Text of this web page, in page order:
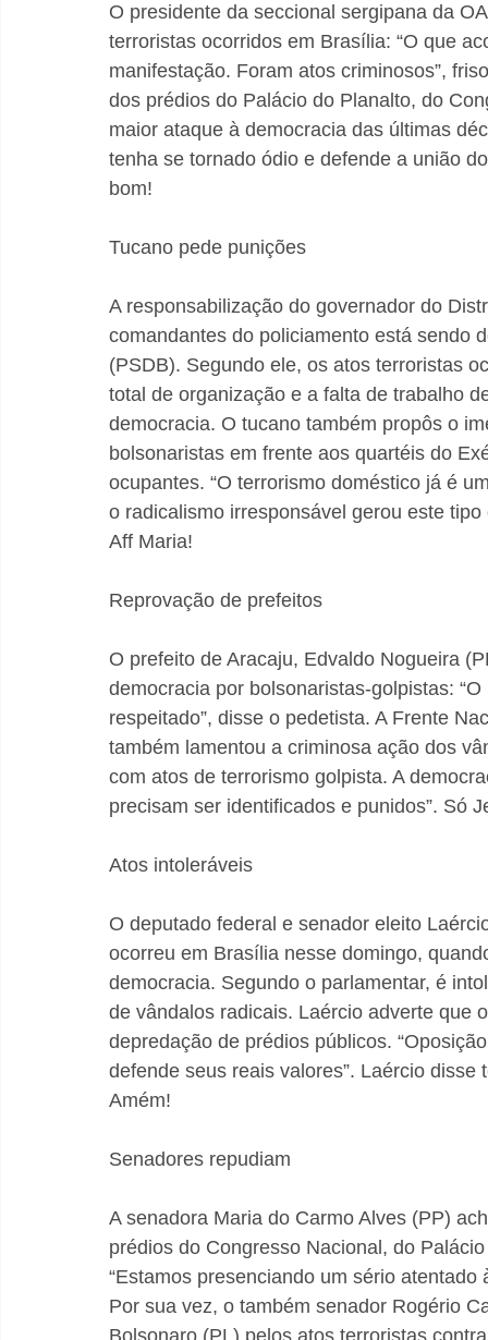
O presidente da seccional sergipana da
terroristas ocorridos em Brasília: “O que
manifestação. Foram atos criminosos”,
dos prédios do Palácio do Planalto, do
maior ataque à democracia das últimas
tenha se tornado ódio e defende a união
bom!
Tucano pede punições
A responsabilização do governador do
comandantes do policiamento está sendo
(PSDB). Segundo ele, os atos terroristas
total de organização e a falta de trabalho
democracia. O tucano também propôs o
bolsonaristas em frente aos quartéis do
ocupantes. “O terrorismo doméstico já é
o radicalismo irresponsável gerou este
Aff Maria!
Reprovação de prefeitos
O prefeito de Aracaju, Edvaldo Nogueira
democracia por bolsonaristas-golpistas:
respeitado”, disse o pedetista. A Frente
também lamentou a criminosa ação dos
com atos de terrorismo golpista. A
precisam ser identificados e punidos”. Só
Atos intoleráveis
O deputado federal e senador eleito
ocorreu em Brasília nesse domingo,
democracia. Segundo o parlamentar, é
de vândalos radicais. Laércio adverte que
depredação de prédios públicos.
defende seus reais valores”. Laércio
Amém!
Senadores repudiam
A senadora Maria do Carmo Alves (PP)
prédios do Congresso Nacional, do
“Estamos presenciando um sério
Por sua vez, o também senador Rogério
Bolsonaro (PL) pelos atos terroristas